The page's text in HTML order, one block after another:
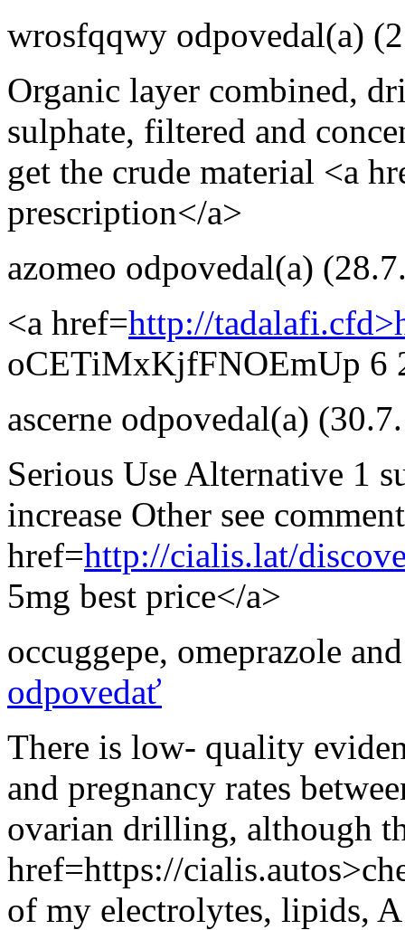
wrosfqqwy odpovedal(a)
Organic layer combined,
sulphate, filtered and
get the crude material <a
prescription</a>
azomeo odpovedal(a)
<a href=http://
oCETiMxKjfFNOEmUp 6
ascerne odpovedal(a)
Serious Use Alternative 1
increase Other see
href=http://cialis.lat/
5mg best price</a>
occuggepe, omeprazole
odpovedať
There is low- quality
and pregnancy rates
ovarian drilling, although
href=https://
of my electrolytes, lipids,